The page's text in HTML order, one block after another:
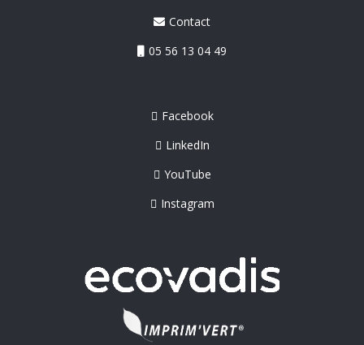
Contact
05 56 13 04 49
Facebook
LinkedIn
YouTube
Instagram